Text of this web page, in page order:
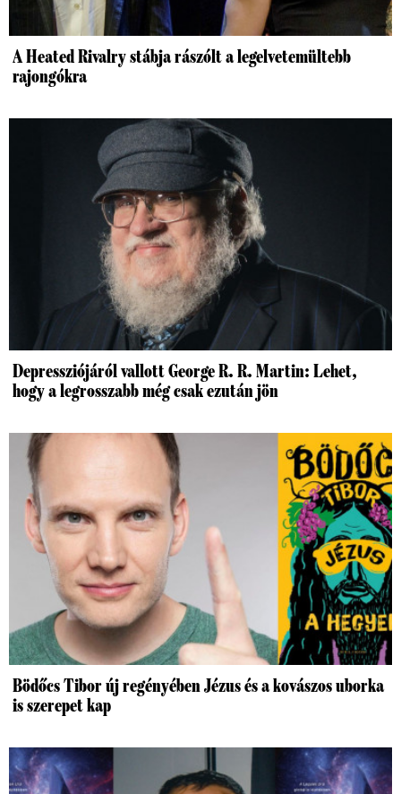
A Heated Rivalry stábja rászólt a legelvetemültebb
rajongókra
Depressziójáról vallott George R. R. Martin: Lehet,
hogy a legrosszabb még csak ezután jön
Bödőcs Tibor új regényében Jézus és a kovászos uborka
is szerepet kap